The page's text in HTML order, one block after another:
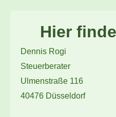
Hier
Dennis Rogi
Steuerberater
Ulmenstraße 116
40476 Düsseldorf